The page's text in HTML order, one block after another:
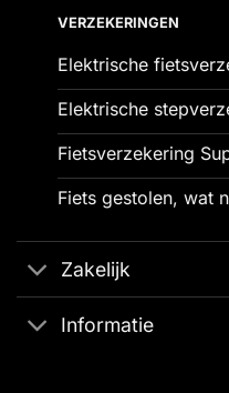
VERZEKERINGEN
Elektrische
Elektrische
Fietsverzekering
Fiets gestolen, wat
Zakelijk
Informatie